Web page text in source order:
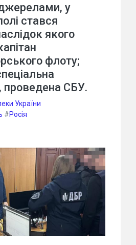
у
стався
якого
флоту;
проведена СБУ.
України
#Росія